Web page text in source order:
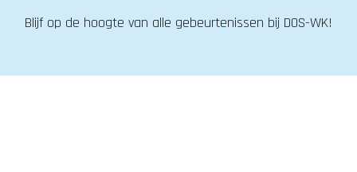
Blijf op de hoogte van alle gebeurtenissen bij DOS-WK!